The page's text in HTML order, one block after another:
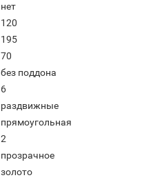
нет
120
195
70
без поддона
6
раздвижные
прямоугольная
2
прозрачное
золото